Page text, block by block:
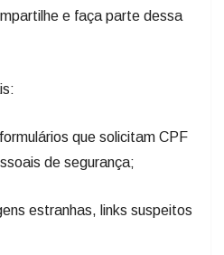
e faça parte dessa
que solicitam CPF
de segurança;
estranhas, links suspeitos